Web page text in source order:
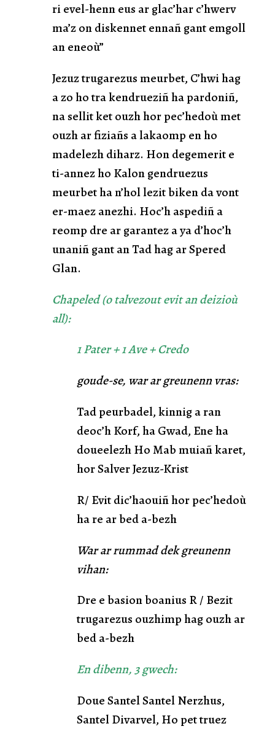
ri evel-henn eus ar glac’har c’hwerv
ma’z on diskennet ennañ gant emgoll
an eneoù”
Jezuz trugarezus meurbet, C’hwi hag
a zo ho tra kendrueziñ ha pardoniñ,
na sellit ket ouzh hor pec’hedoù met
ouzh ar fiziañs a lakaomp en ho
madelezh diharz. Hon degemerit e
ti-annez ho Kalon gendruezus
meurbet ha n’hol lezit biken da vont
er-maez anezhi. Hoc’h aspediñ a
reomp dre ar garantez a ya d’hoc’h
unaniñ gant an Tad hag ar Spered
Glan.
Chapeled (o talvezout evit an deizioù
all):
1 Pater + 1 Ave + Credo
goude-se, war ar greunenn vras:
Tad peurbadel, kinnig a ran
deoc’h Korf, ha Gwad, Ene ha
doueelezh Ho Mab muiañ karet,
hor Salver Jezuz-Krist
R/ Evit dic’haouiñ hor pec’hedoù
ha re ar bed a-bezh
War ar rummad dek greunenn
vihan:
Dre e basion boanius R / Bezit
trugarezus ouzhimp hag ouzh ar
bed a-bezh
En dibenn, 3 gwech:
Doue Santel Santel Nerzhus,
Santel Divarvel, Ho pet truez